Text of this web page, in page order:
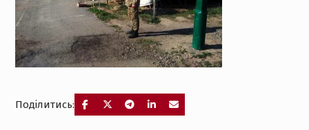
Поділитись: